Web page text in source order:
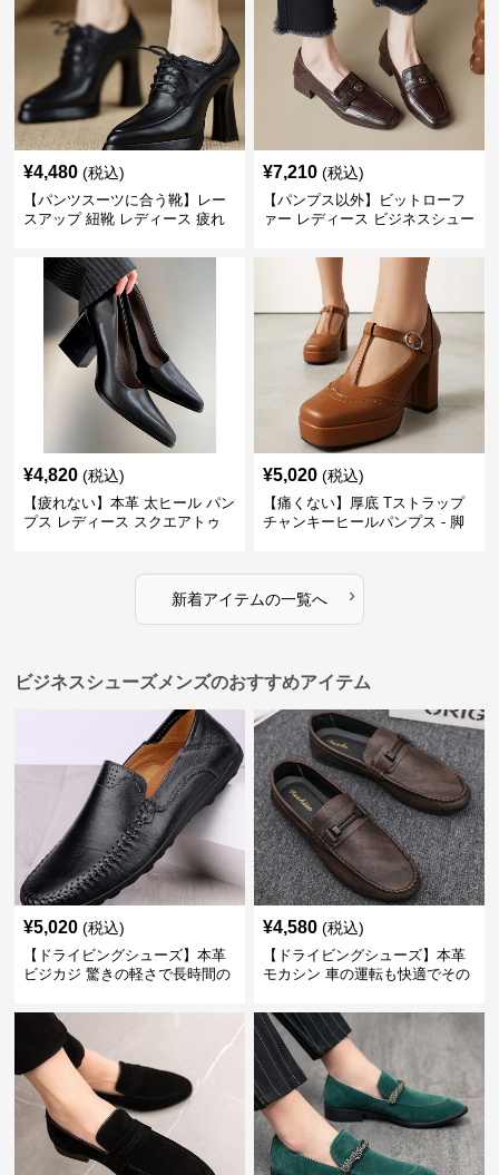
¥4,480 (税込)
【パンツスーツに合う靴】レー
スアップ 紐靴 レディース 疲れ
ビジネスシューズ
¥7,210 (税込)
【パンプス以外】ビットローフ
ァー レディース ビジネスシュー
トゥ 疲れない スーツ
¥4,820 (税込)
【疲れない】本革 太ヒール パン
プス レディース スクエアトゥ
¥5,020 (税込)
【痛くない】厚底 Tストラップ
チャンキーヒールパンプス - 脚
新着アイテムの一覧へ ›
ビジネスシューズメンズのおすすめアイテム
¥5,020 (税込)
【ドライビングシューズ】本革
ビジカジ 驚きの軽さで長時間の
¥4,580 (税込)
【ドライビングシューズ】本革
モカシン 車の運転も快適でその